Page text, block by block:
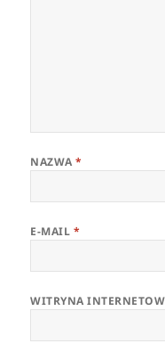
NAZWA*
E-MAIL *
WITRYNA